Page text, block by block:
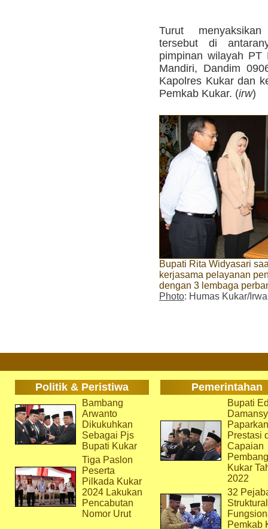
Turut
tersebut di
pimpinan wilayah
Mandiri, Dandim
Kapolres Kukar dan
Pemkab Kukar. (irw)
Bupati Rita Widyasari
kerjasama pelayanan
dengan 3 lembaga
Photo: Humas Kukar/
Politik & Peristiwa Pemerintahan
Bambang
Arwanto
Dikukuhkan
Sebagai Pjs
Bupati Kukar
Tiga Paslon
Peserta
Pilkada Kukar
2024 Lakukan
Pencabutan
Nomor Urut
Bupati
Paparkan
Prestasi
Capaian
Kukar
2022
32
Pemkab